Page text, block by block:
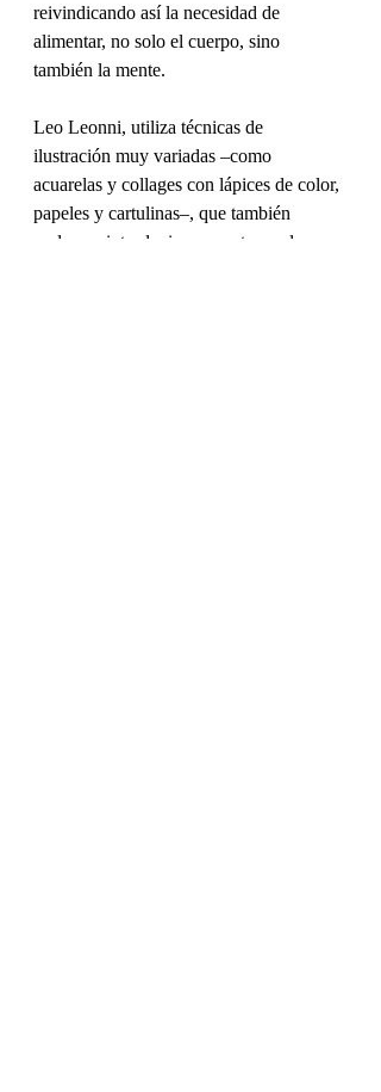
reivindicando así la necesidad de
alimentar, no solo el cuerpo, sino
también la mente.
Leo Leonni, utiliza técnicas de
ilustración muy variadas –como
acuarelas y collages con lápices de color,
papeles y cartulinas–, que también
podemos introducir en nuestras aulas.